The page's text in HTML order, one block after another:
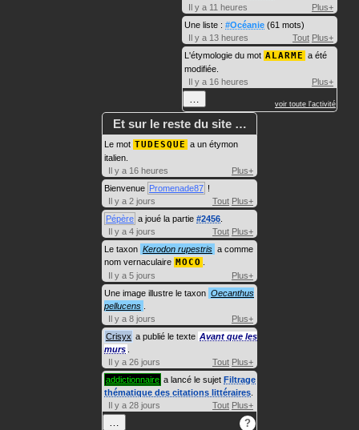
Il y a 11 heures
Plus+
Une liste : #Océanie (61 mots)
Il y a 13 heures
Tout Plus+
L'étymologie du mot ALARME a été
modifiée.
Il y a 16 heures
Plus+
… voir toute l'activité
Et sur le reste du site …
Le mot TUDESQUE a un étymon
italien.
Il y a 16 heures
Plus+
Bienvenue Promenade87 !
Il y a 2 jours
Tout Plus+
Pépère a joué la partie #2456
Il y a 4 jours
Tout Plus+
Le taxon Kerodon rupestris a comme
nom vernaculaire MOCO
Il y a 5 jours
Plus+
Une image illustre le taxon Oecanthus
pellucens
Il y a 8 jours
Plus+
Crisyx a publié le texte Avant que les
murs
Il y a 26 jours
Tout Plus+
addictionnaire a lancé le sujet Filtrage
thématique des citations littéraires
Il y a 28 jours
Tout Plus+
… ?